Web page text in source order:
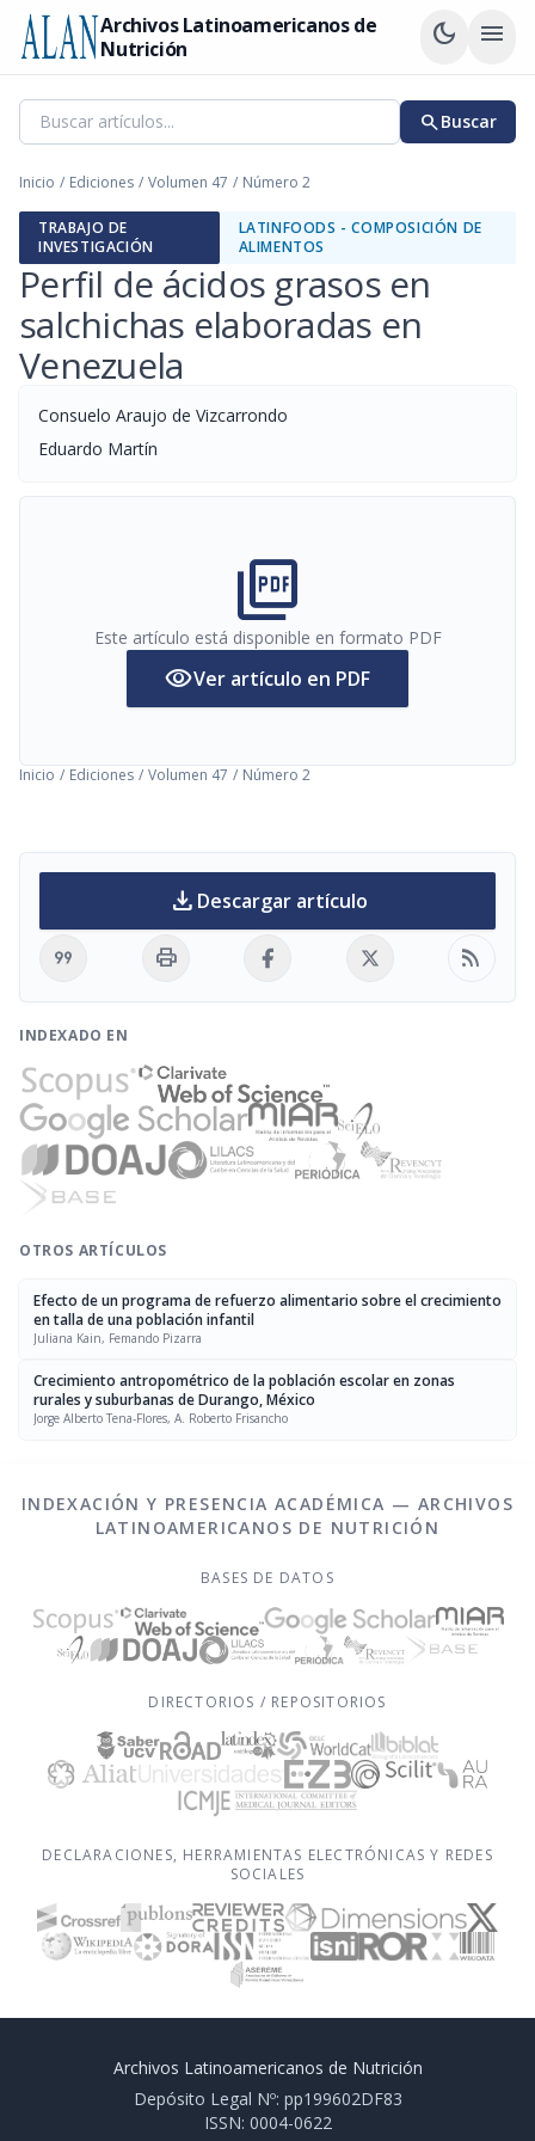
Archivos Latinoamericanos de
Nutrición
dark_mode menu
searchBuscar
Inicio / Ediciones / Volumen 47 / Número 2
TRABAJO DE
INVESTIGACIÓN
LATINFOODS - COMPOSICIÓN DE
ALIMENTOS
Perfil de ácidos grasos en
salchichas elaboradas en
Venezuela
Consuelo Araujo de Vizcarrondo
Eduardo Martín
picture_as_pdf
Este artículo está disponible en formato PDF
visibilityVer artículo en PDF
Inicio / Ediciones / Volumen 47 / Número 2
download Descargar artículo
format_quote print rss_feed
INDEXADO EN
OTROS ARTÍCULOS
Efecto de un programa de refuerzo alimentario sobre el crecimiento
en talla de una población infantil
Juliana Kain, Femando Pizarra
Crecimiento antropométrico de la población escolar en zonas
rurales y suburbanas de Durango, México
Jorge Alberto Tena-Flores, A. Roberto Frisancho
INDEXACIÓN Y PRESENCIA ACADÉMICA — ARCHIVOS
LATINOAMERICANOS DE NUTRICIÓN
BASES DE DATOS
DIRECTORIOS / REPOSITORIOS
DECLARACIONES, HERRAMIENTAS ELECTRÓNICAS Y REDES
SOCIALES
Archivos Latinoamericanos de Nutrición
Depósito Legal Nº: pp199602DF83
ISSN: 0004-0622